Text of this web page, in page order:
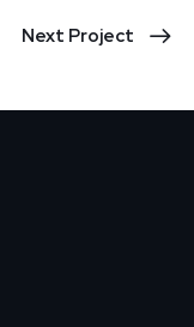
Next Project